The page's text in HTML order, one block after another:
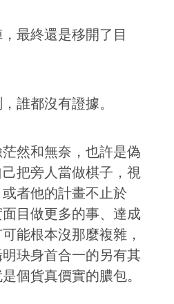
最終還是移開了目
誰都沒有證據。
然和無奈，也許是偽
把旁人當做棋子，視
者他的計畫不止於
目做更多的事、達成
能根本沒那麼複雜，
玦身首合一的另有其
個貨真價實的膿包。